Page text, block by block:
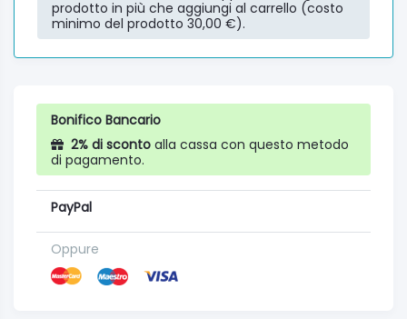
prodotto in più che aggiungi al carrello (costo
minimo del prodotto 30,00 €).
Bonifico Bancario
2% di sconto alla cassa con questo metodo
di pagamento.
PayPal
Oppure